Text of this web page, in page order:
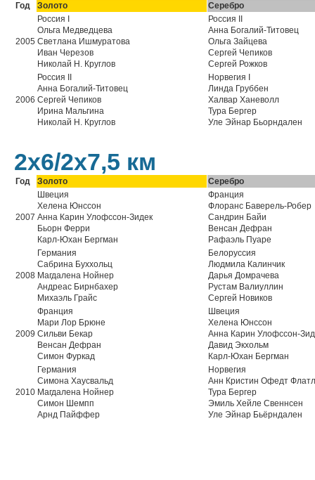
Год Золото Серебро
2005
Россия I
Ольга Медведцева
Светлана Ишмуратова
Иван Черезов
Николай Н. Круглов
Россия II
Анна Богалий-Титовец
Ольга Зайцева
Сергей Чепиков
Сергей Рожков
2006
Россия II
Анна Богалий-Титовец
Сергей Чепиков
Ирина Мальгина
Николай Н. Круглов
Норвегия I
Линда Груббен
Халвар Ханеволл
Тура Бергер
Уле Эйнар Бьорндален
2х6/2х7,5 км
Год Золото Серебро
2007
Швеция
Хелена Юнссон
Анна Карин Улофссон-Зидек
Бьорн Ферри
Карл-Юхан Бергман
Франция
Флоранс Баверель-Робер
Сандрин Байи
Венсан Дефран
Рафаэль Пуаре
2008
Германия
Сабрина Буххольц
Магдалена Нойнер
Андреас Бирнбахер
Михаэль Грайс
Белоруссия
Людмила Калинчик
Дарья Домрачева
Рустам Валиуллин
Сергей Новиков
2009
Франция
Мари Лор Брюне
Сильви Бекар
Венсан Дефран
Симон Фуркад
Швеция
Хелена Юнссон
Анна Карин Улофссон-
Давид Экхольм
Карл-Юхан Бергман
2010
Германия
Симона Хаусвальд
Магдалена Нойнер
Симон Шемпп
Арнд Пайффер
Норвегия
Анн Кристин Офедт
Тура Бергер
Эмиль Хейле Свеннсен
Уле Эйнар Бьёрндален